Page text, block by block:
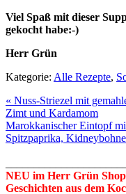
Viel Spaß mit dieser
gekocht habe:-)
Herr Grün
Kategorie: Alle Rezepte,
« Nuss-Striezel mit
Zimt und Kardamom
Marokkanischer Eintopf
Spitzpaprika,
NEU im Herr Grün
Geschichten aus dem